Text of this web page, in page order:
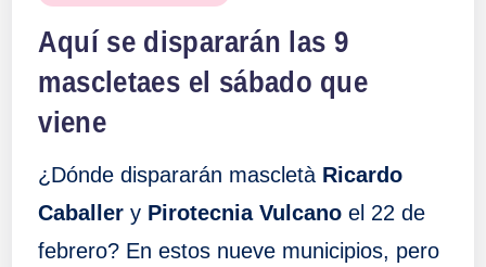
Aquí se dispararán las 9
mascletaes el sábado que
viene
¿Dónde dispararán mascletà Ricardo
Caballery Pirotecnia Vulcanoel 22 de
febrero? En estos nueve municipios, pero